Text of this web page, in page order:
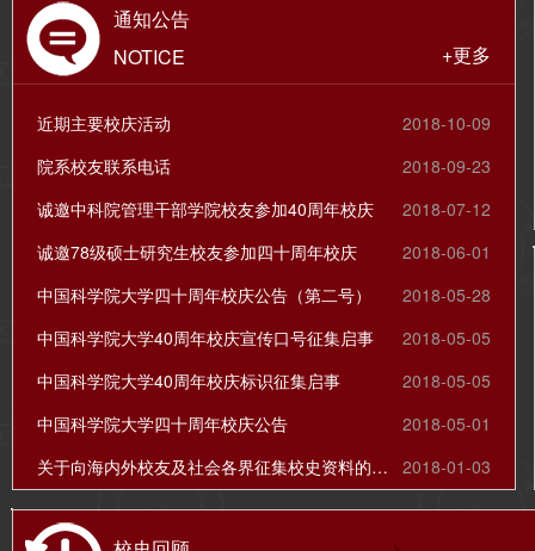
通知公告
NOTICE
+更多
2018-10-09
近期主要校庆活动
2018-09-23
院系校友联系电话
2018-07-12
诚邀中科院管理干部学院校友参加40周年校庆
2018-06-01
诚邀78级硕士研究生校友参加四十周年校庆
2018-05-28
中国科学院大学四十周年校庆公告（第二号）
2018-05-05
中国科学院大学40周年校庆宣传口号征集启事
2018-05-05
中国科学院大学40周年校庆标识征集启事
2018-05-01
中国科学院大学四十周年校庆公告
2018-01-03
关于向海内外校友及社会各界征集校史资料的公告